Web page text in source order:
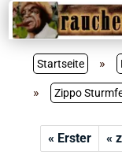
Startseite »
» Zippo
« Erster «